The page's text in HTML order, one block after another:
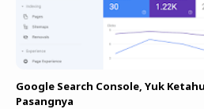
Google Search Console, Yuk
Pasangnya